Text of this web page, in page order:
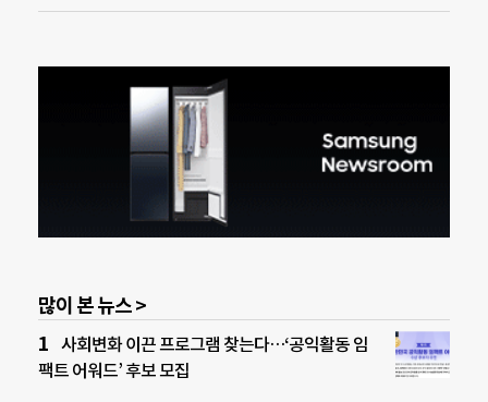
많이 본 뉴스 >
사회변화 이끈 프로그램 찾는다…‘공익활동 임
팩트 어워드’ 후보 모집